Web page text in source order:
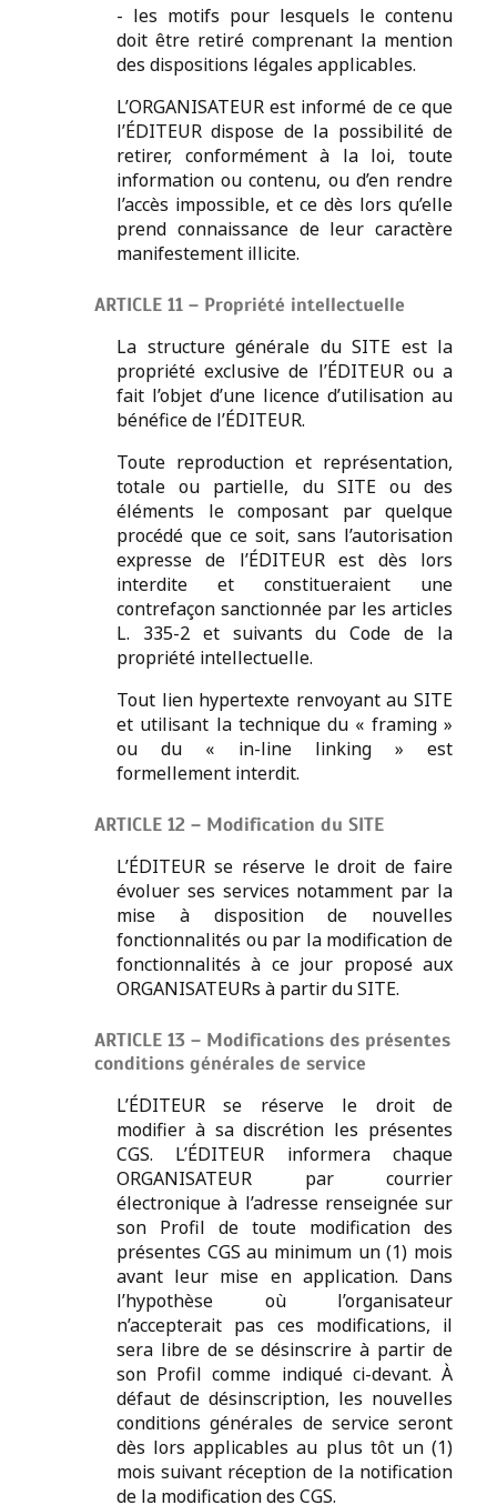
- les motifs pour lesquels le contenu
doit être retiré comprenant la mention
des dispositions légales applicables.
L’ORGANISATEUR est informé de ce que
l’ÉDITEUR dispose de la possibilité de
retirer, conformément à la loi, toute
information ou contenu, ou d’en rendre
l’accès impossible, et ce dès lors qu’elle
prend connaissance de leur caractère
manifestement illicite.
ARTICLE 11 – Propriété intellectuelle
La structure générale du SITE est la
propriété exclusive de l’ÉDITEUR ou a
fait l’objet d’une licence d’utilisation au
bénéfice de l’ÉDITEUR.
Toute reproduction et représentation,
totale ou partielle, du SITE ou des
éléments le composant par quelque
procédé que ce soit, sans l’autorisation
expresse de l’ÉDITEUR est dès lors
interdite et constitueraient une
contrefaçon sanctionnée par les articles
L. 335-2 et suivants du Code de la
propriété intellectuelle.
Tout lien hypertexte renvoyant au SITE
et utilisant la technique du « framing »
ou du « in-line linking » est
formellement interdit.
ARTICLE 12 – Modification du SITE
L’ÉDITEUR se réserve le droit de faire
évoluer ses services notamment par la
mise à disposition de nouvelles
fonctionnalités ou par la modification de
fonctionnalités à ce jour proposé aux
ORGANISATEURs à partir du SITE.
ARTICLE 13 – Modifications des présentes
conditions générales de service
L’ÉDITEUR se réserve le droit de
modifier à sa discrétion les présentes
CGS. L’ÉDITEUR informera chaque
ORGANISATEUR par courrier
électronique à l’adresse renseignée sur
son Profil de toute modification des
présentes CGS au minimum un (1) mois
avant leur mise en application. Dans
l’hypothèse où l’organisateur
n’accepterait pas ces modifications, il
sera libre de se désinscrire à partir de
son Profil comme indiqué ci-devant. À
défaut de désinscription, les nouvelles
conditions générales de service seront
dès lors applicables au plus tôt un (1)
mois suivant réception de la notification
de la modification des CGS.